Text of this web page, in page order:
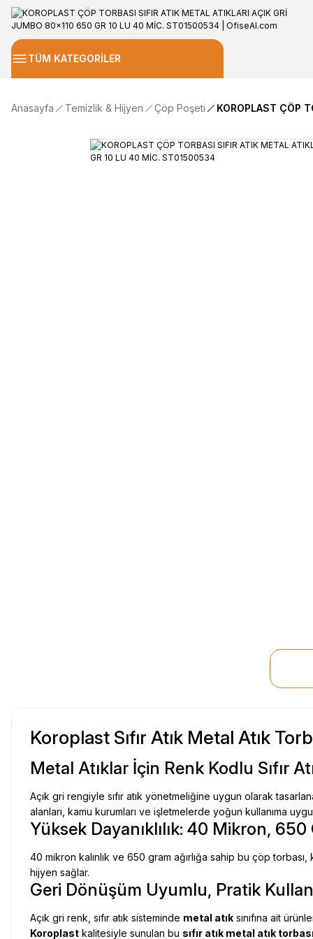
TÜM KATEGORİLER
Anasayfa Temizlik & Hijyen Çöp Poşeti KOROPLAST ÇÖP
Koroplast Sıfır Atık Metal Atık
Metal Atıklar İçin Renk Kodlu Sıfır
Açık gri rengiyle sıfır atık yönetmeliğine uygun olarak
alanları, kamu kurumları ve işletmelerde yoğun kullanıma
Yüksek Dayanıklılık: 40 Mikron, 650
40 mikron kalınlık ve 650 gram ağırlığa sahip bu çöp
hijyen sağlar.
Geri Dönüşüm Uyumlu, Pratik
Açık gri renk, sıfır atık sisteminde metal atık sınıfına ait
Koroplast kalitesiyle sunulan bu sıfır atık metal atık torbası